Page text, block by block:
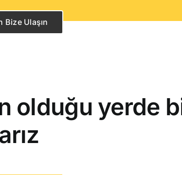
Bize Ulaşın
olduğu yerde